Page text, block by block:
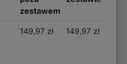
zestawem
149,97 zł 149,97 zł